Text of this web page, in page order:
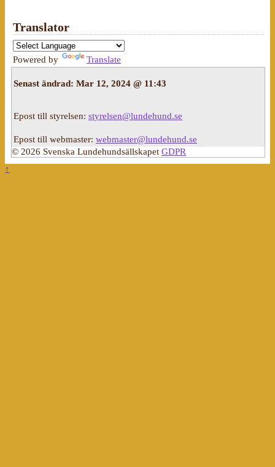
Translator
Powered by Translate
Senast ändrad: Mar 12, 2024 @ 11:43
Epost till styrelsen: styrelsen@lundehund.se
Epost till webmaster: webmaster@lundehund.se
© 2026 Svenska Lundehundsällskapet GDPR
↑